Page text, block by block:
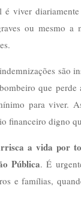
é viver
ou mesmo
são
que
para viver.
financeiro digno
a vida por
Pública. É
e famílias,